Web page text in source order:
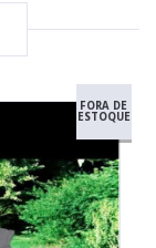
FORA DE
ESTOQUE